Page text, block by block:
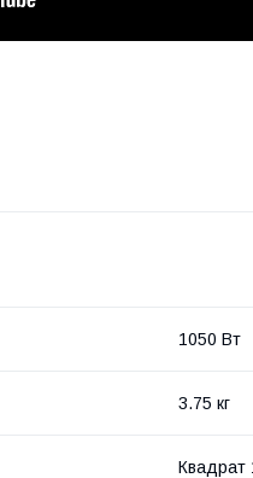
1050 Вт
3.75 кг
Квадрат